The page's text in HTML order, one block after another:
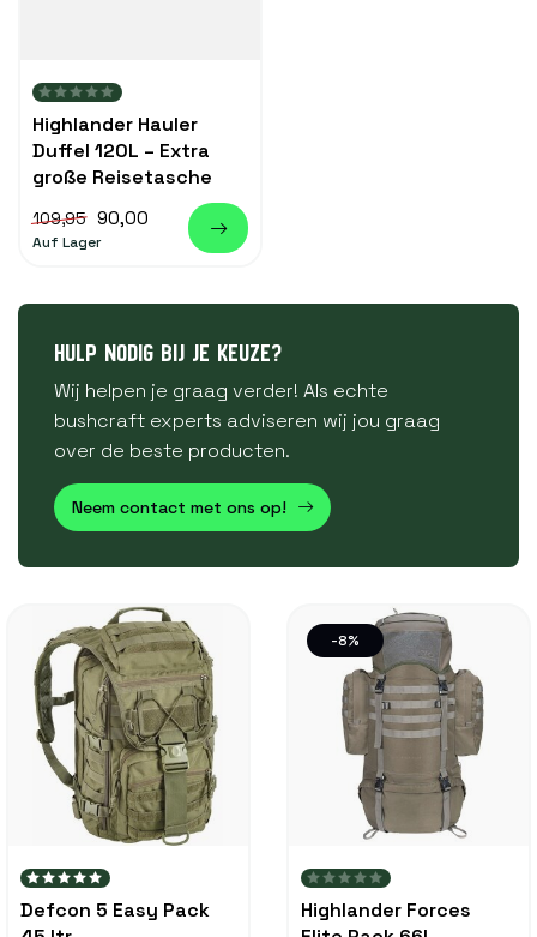
Highlander Hauler
Duffel 120L – Extra
große Reisetasche
109,95 90,00
Auf Lager
HULP NODIG BIJ JE KEUZE?
Wij helpen je graag verder! Als echte
bushcraft experts adviseren wij jou graag
over de beste producten.
Neem contact met ons op!
Defcon 5 Easy Pack
-8%
Highlander Forces